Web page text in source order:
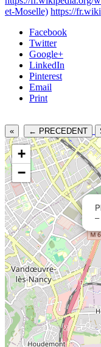
et-Moselle) https://
Facebook
Twitter
Google+
LinkedIn
Pinterest
Email
Print
« ← PRECEDENT
–
+
−